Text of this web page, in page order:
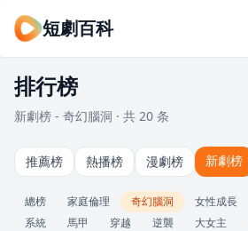
短劇百科
排行榜
新劇榜 - 奇幻腦洞 · 共 20 条
推薦榜 熱播榜 漫劇榜 新劇榜
總榜 家庭倫理 奇幻腦洞 女性成長
系統
馬甲 穿越 逆襲 大女主